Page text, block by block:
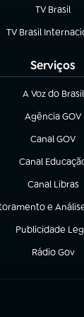
TV Brasil
(abre em
TV Brasil
(abre em nova
Serviços
A Voz do Brasil
(abre em nova
Agência GOV
(abre em nova
Canal GOV
(abre em
Canal
(abre em nova
Canal Libras
(abre em
e
nova aba)
Publicidade
(abre em nova
Rádio Gov
(abre em